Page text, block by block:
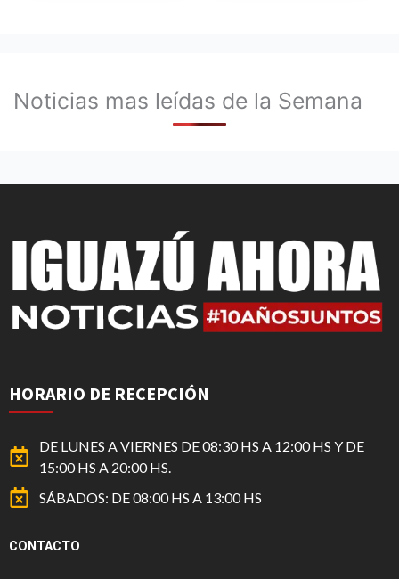
Noticias mas leídas de la Semana
HORARIO DE RECEPCIÓN
DE LUNES A VIERNES DE 08:30 HS A 12:00 HS Y DE
15:00 HS A 20:00 HS.
SÁBADOS: DE 08:00 HS A 13:00 HS
CONTACTO